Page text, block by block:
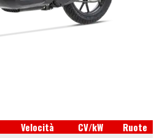
Velocità CV/kW Ruote